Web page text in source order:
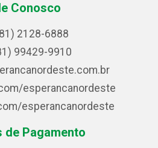
Conosco
2128-6888
99429-9910
esperancanordeste
esperancanordeste
de Pagamento